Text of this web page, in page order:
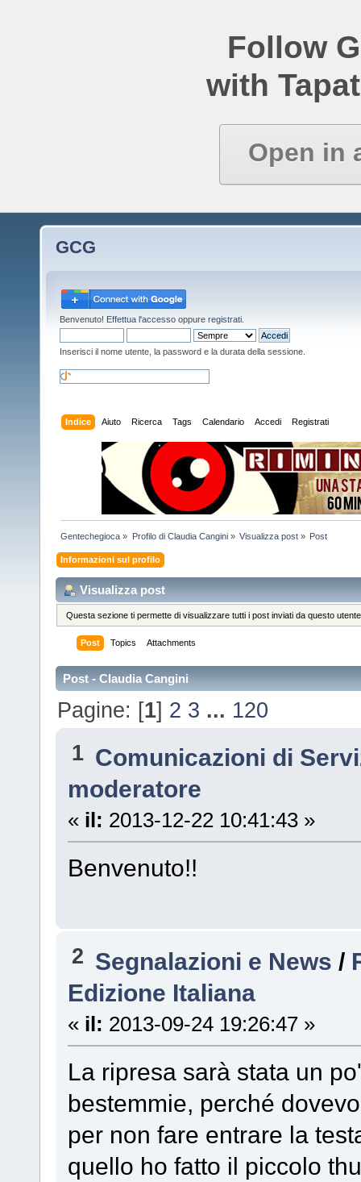
Follow
with
Open in
GCG
Benvenuto! Effettua l'accesso oppure registrati
Inserisci il nome utente, la password e la durata della sessione.
Indice Aiuto Ricerca Tags Calendario Accedi Registrati
Gentechegioca » Profilo di Claudia Cangini» Visualizza post» Post
Informazioni sul profilo
Visualizza post
Questa sezione ti permette di visualizzare tutti i post inviati da questo
Post Topics Attachments
Post - Claudia Cangini
Pagine: [1] 2 3 ... 120
1 Comunicazioni di
moderatore
« il: 2013-12-22 10:41:43 »
Benvenuto!!
2 Segnalazioni e News /
Edizione Italiana
« il: 2013-09-24 19:26:47 »
La ripresa sarà stata un
bestemmie, perché
per non fare entrare la
quello ho fatto il piccolo